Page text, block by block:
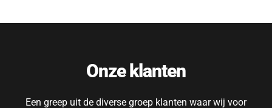
Onze klanten
Een greep uit de diverse groep klanten waar wij voor